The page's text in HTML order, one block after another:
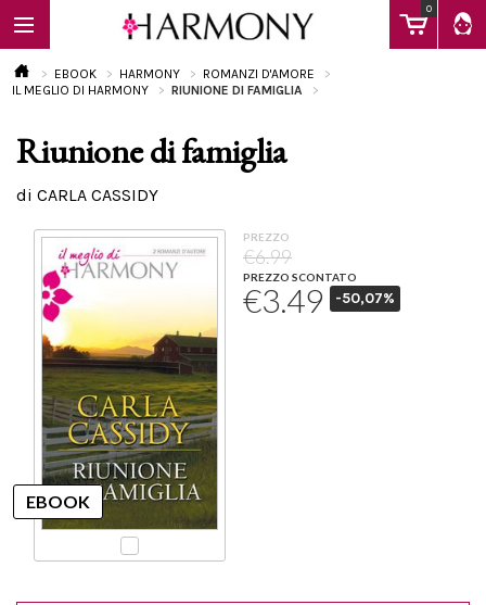
0
EBOOK
Calendario
EBOOK HARMONY
ROMANZI D'AMORE
IL MEGLIO DI HARMONY
RIUNIONE DI FAMIGLIA
Riunione di famiglia
di CARLA CASSIDY
PREZZO
€6.99
PREZZO SCONTATO
€3.49 -50,07%